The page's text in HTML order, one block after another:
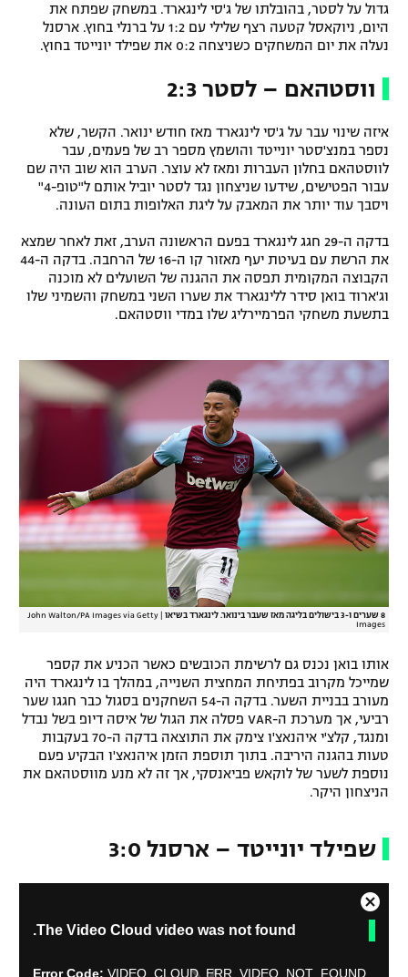
תנאי שימוש
מדיניות פרטיות
תקנון פעילות ספורט 1
רשיון להקרנה פומבית לבית עסק
לוח דרושים – ג'ובנט
תגיות
המגזין
ספורט אתגרי ואקסטרים
אומנויות לחימה
גיימינג E-Sports
גדול על לסטר, בהובלתו של ג'סי לינגארד. במשחק שפתח את
היום, ניוקאסל קטעה רצף שלילי עם 1:2 על ברנלי בחוץ. ארסנל
נעלה את יום המשחקים כשניצחה 0:2 את שפילד יונייטד בחוץ.
ווסטהאם – לסטר 2:3
איזה שינוי עבר על ג'סי לינגארד מאז חודש ינואר. הקשר, שלא
נספר במנצ'סטר יונייטד והושמץ מספר רב של פעמים, עבר
לווסטהאם בחלון העברות ומאז לא עוצר. הערב הוא שוב היה שם
עבור הפטישים, שידעו שניצחון נגד לסטר יוביל אותם ל"טופ-4"
ויסבך עוד יותר את המאבק על ליגת האלופות בתום העונה.
בדקה ה-29 חגג לינגארד בפעם הראשונה הערב, זאת לאחר שמצא
את הרשת עם בעיטת יעף מאזור קו ה-16 של הרחבה. בדקה ה-44
הקבוצה המקומית תפסה את ההגנה של השועלים לא מוכנה
וג'ארוד בואן סידר ללינגארד את שערו השני במשחק והשמיני שלו
בתשעת משחקי הפרמיירליג שלו במדי ווסטהאם.
8 שערים ו-3 בישולים בליגה מאז שעבר בינואר. לינגארד בשיאו
John Walton/PA Images via Getty
Images
אותו בואן נכנס גם לרשימת הכובשים כאשר הכניע את קספר
שמייכל מקרוב בפתיחת המחצית השנייה, במהלך בו לינגארד היה
מעורב בבניית השער. בדקה ה-54 השחקנים בסגול כבר חגגו שער
רביעי, אך מערכת ה-VAR פסלה את הגול של איסה דיופ בשל נבדל
ומנגד, קלצ'י איהנאצ'ו צימק את התוצאה בדקה ה-70 בעקבות
טעות בהגנה היריבה. בתוך תוספת הזמן איהנאצ'ו הבקיע פעם
נוספת לשער של לוקאש פביאנסקי, אך זה לא מנע מווסטהאם את
הניצחון היקר.
שפילד יונייטד – ארסנל 3:0
The Video Cloud video was not found.
Error Code: VIDEO_CLOUD_ERR_VIDEO_NOT_FOUND
C
s